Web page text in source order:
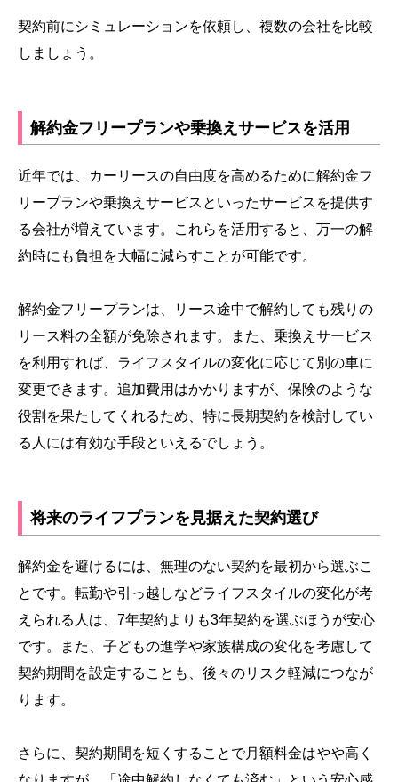
契約前にシミュレーションを依頼し、複数の会社を比較
しましょう。
解約金フリープランや乗換えサービスを活用
近年では、カーリースの自由度を高めるために解約金フ
リープランや乗換えサービスといったサービスを提供す
る会社が増えています。これらを活用すると、万一の解
約時にも負担を大幅に減らすことが可能です。
解約金フリープランは、リース途中で解約しても残りの
リース料の全額が免除されます。また、乗換えサービス
を利用すれば、ライフスタイルの変化に応じて別の車に
変更できます。追加費用はかかりますが、保険のような
役割を果たしてくれるため、特に長期契約を検討してい
る人には有効な手段といえるでしょう。
将来のライフプランを見据えた契約選び
解約金を避けるには、無理のない契約を最初から選ぶこ
とです。転勤や引っ越しなどライフスタイルの変化が考
えられる人は、7年契約よりも3年契約を選ぶほうが安心
です。また、子どもの進学や家族構成の変化を考慮して
契約期間を設定することも、後々のリスク軽減につなが
ります。
さらに、契約期間を短くすることで月額料金はやや高く